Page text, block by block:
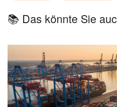
📚 Das könnte Sie